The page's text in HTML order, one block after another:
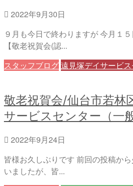
2022年9月30日
９月も今日で終わりますが 今月１
【敬老祝賀会(認...
スタッフブログ遠見塚デイサービ
敬老祝賀会/仙台市若
サービスセンター（一
2022年9月24日
皆様お久しぶりです 前回の投稿か
いましたが、皆...